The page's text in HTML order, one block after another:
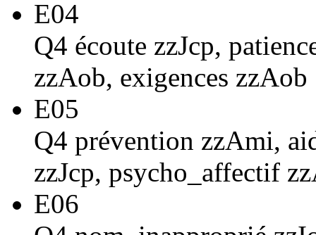
E04
Q4 écoute zzJcp,
zzAob, exigences zzAob
E05
Q4 prévention zzAmi,
zzJcp, psycho_affectif
E06